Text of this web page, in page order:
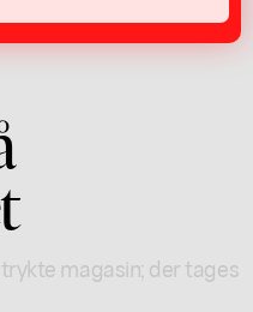
magasin; der tages